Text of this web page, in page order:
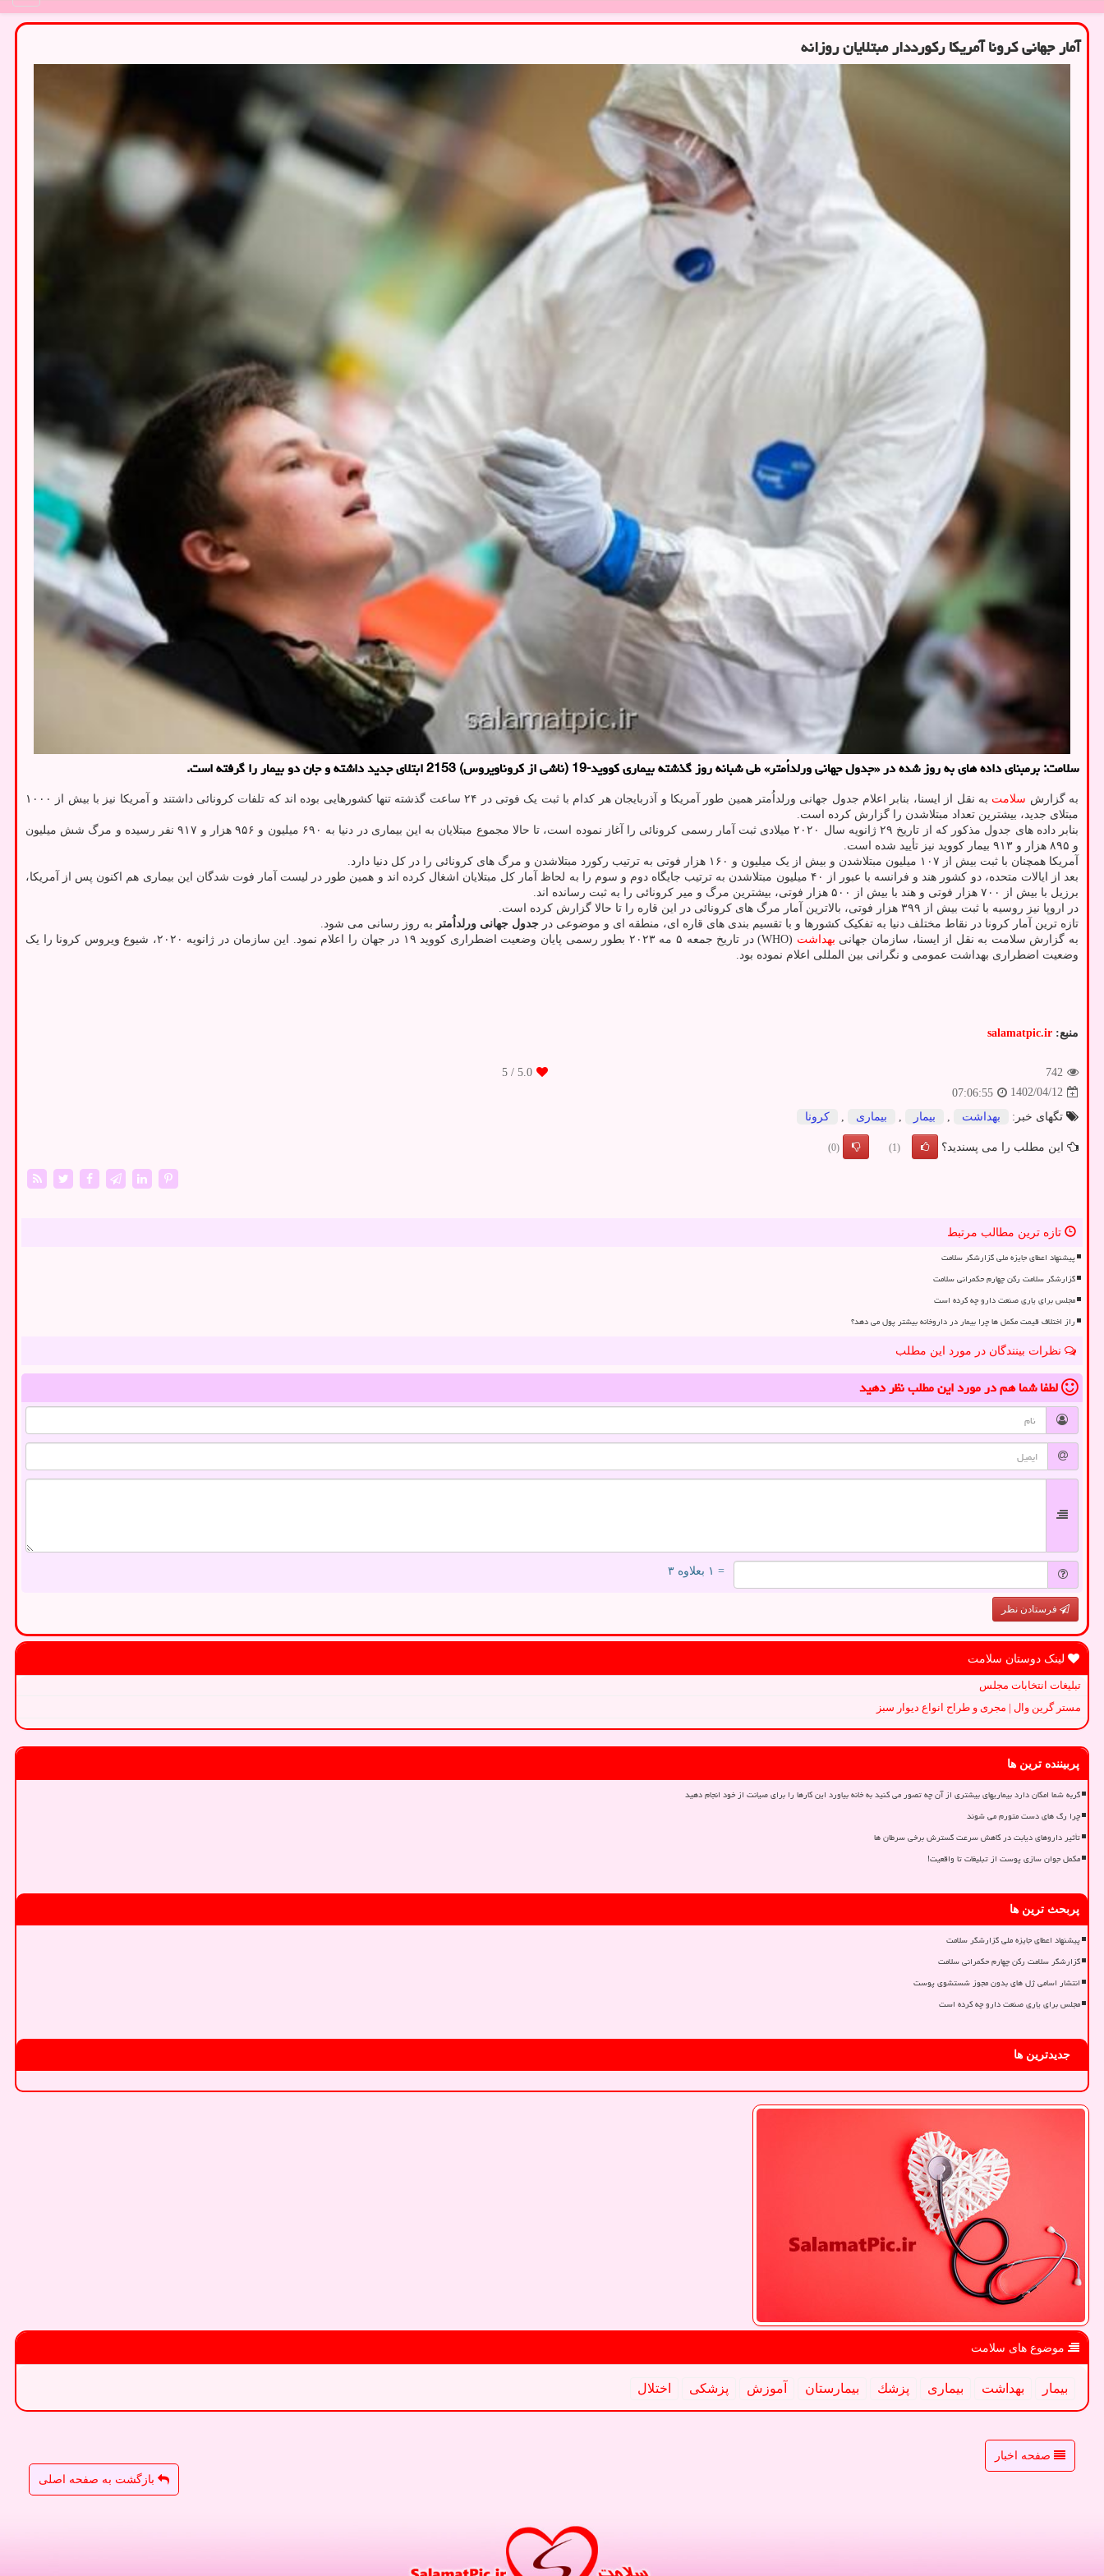
آمار جهانی کرونا آمریکا رکورددار مبتلایان روزانه
سلامت: برمبنای داده های به روز شده در «جدول جهانی ورلداُمتر» طی شبانه روز گذشته بیماری کووید-19 (ناشی از کروناویروس) 2153 ابتلای جدید داشته و جان دو بیمار را گرفته است.
به گزارش سلامت
به نقل از ایسنا، بنابر اعلام جدول جهانی ورلداُمتر همین طور آمریکا و آذربایجان هر کدام با ثبت یک فوتی در ۲۴ ساعت گذشته تنها کشورهایی بوده اند که تلفات کرونائی داشتند و آمریکا نیز با بیش از ۱۰۰۰
مبتلای جدید، بیشترین تعداد مبتلاشدن را گزارش کرده است.
بنابر داده های جدول مذکور که از تاریخ ۲۹ ژانویه سال ۲۰۲۰ میلادی ثبت آمار رسمی کرونائی را آغاز نموده است، تا حالا مجموع مبتلایان به این بیماری در دنیا به ۶۹۰ میلیون و ۹۵۶ هزار و ۹۱۷ نفر رسیده و مرگ شش میلیون
و ۸۹۵ هزار و ۹۱۳ بیمار کووید نیز تأیید شده است.
آمریکا همچنان با ثبت بیش از ۱۰۷ میلیون مبتلاشدن و بیش از یک میلیون و ۱۶۰ هزار فوتی به ترتیب رکورد مبتلاشدن و مرگ های کرونائی را در کل دنیا دارد.
بعد از ایالات متحده، دو کشور هند و فرانسه با عبور از ۴۰ میلیون مبتلاشدن به ترتیب جایگاه دوم و سوم را به لحاظ آمار کل مبتلایان اشغال کرده اند و همین طور در لیست آمار فوت شدگان این بیماری هم اکنون پس از آمریکا،
برزیل با بیش از ۷۰۰ هزار فوتی و هند با بیش از ۵۰۰ هزار فوتی، بیشترین مرگ و میر کرونائی را به ثبت رسانده اند.
در اروپا نیز روسیه با ثبت بیش از ۳۹۹ هزار فوتی، بالاترین آمار مرگ های کرونائی در این قاره را تا حالا گزارش کرده است.
تازه ترین آمار کرونا در نقاط مختلف دنیا به تفکیک کشورها و با تقسیم بندی های قاره ای، منطقه ای و موضوعی در جدول جهانی ورلداُمتر به روز رسانی می شود.
به گزارش سلامت به نقل از ایسنا، سازمان جهانی بهداشت
(WHO) در تاریخ جمعه ۵ مه ۲۰۲۳ بطور رسمی پایان وضعیت اضطراری کووید ۱۹ در جهان را اعلام نمود. این سازمان در ژانویه ۲۰۲۰، شیوع ویروس کرونا را یک
وضعیت اضطراری بهداشت عمومی و نگرانی بین المللی اعلام نموده بود.
منبع: salamatpic.ir
742
5.0
/ 5
1402/04/12
07:06:55
تگهای خبر:
بهداشت , بیمار , بیماری , كرونا
این مطلب را می پسندید؟ (1)
(0)
تازه ترین مطالب مرتبط
پیشنهاد اعطای جایزه ملی گزارشگر سلامت
گزارشگر سلامت رکن چهارم حکمرانی سلامت
مجلس برای یاری صنعت دارو چه کرده است
راز اختلاف قیمت مکمل ها چرا بیمار در داروخانه بیشتر پول می دهد؟
نظرات بینندگان در مورد این مطلب
لطفا شما همدر مورد این مطلبنظر دهید
= ۱ بعلاوه ۳
فرستادن نظر
لینک دوستان سلامت
تبلیغات انتخابات مجلس
مستر گرین وال | مجری و طراح انواع دیوار سبز
پربیننده ترین ها
گربه شما امکان دارد بیماریهای بیشتری از آن چه تصور می کنید به خانه بیاورد این کارها را برای صیانت از خود انجام دهید
چرا رگ های دست متورم می شوند
تأثیر داروهای دیابت در کاهش سرعت گسترش برخی سرطان ها
مکمل جوان سازی پوست از تبلیغات تا واقعیت!
پربحث ترین ها
پیشنهاد اعطای جایزه ملی گزارشگر سلامت
گزارشگر سلامت رکن چهارم حکمرانی سلامت
انتشار اسامی ژل های بدون مجوز شستشوی پوست
مجلس برای یاری صنعت دارو چه کرده است
جدیدترین ها
موضوع های سلامت
بیمار بهداشت بیماری پزشك بیمارستان آموزش پزشكی اختلال
صفحه اخبار
بازگشت به صفحه اصلی